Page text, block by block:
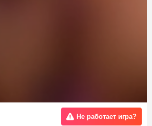
Не работает игра?